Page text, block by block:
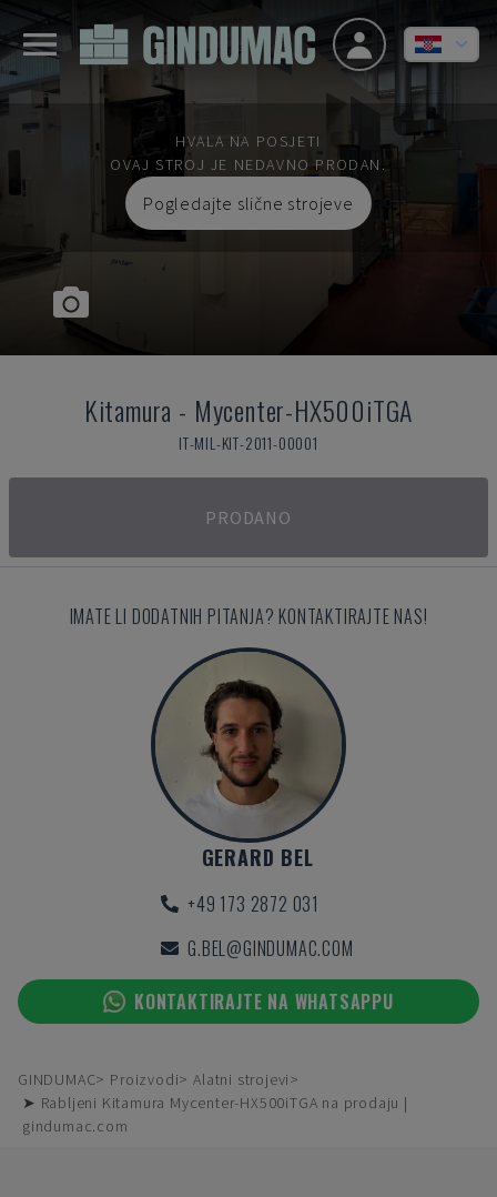
HVALA NA POSJETI
OVAJ STROJ JE NEDAVNO PRODAN.
Pogledajte slične strojeve
Kitamura - Mycenter-HX500iTGA
IT-MIL-KIT-2011-00001
PRODANO
IMATE LI DODATNIH PITANJA? KONTAKTIRAJTE NAS!
GERARD BEL
+49 173 2872 031
G.BEL@GINDUMAC.COM
KONTAKTIRAJTE NA WHATSAPPU
GINDUMAC Proizvodi
Alatni strojevi
➤ Rabljeni Kitamura Mycenter-HX500iTGA na prodaju |
gindumac.com